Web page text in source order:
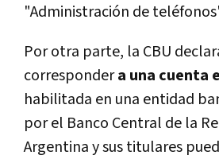
"Administración de
Por otra parte, la CBU
correspondera una cuenta
habilitada en una entidad
por el Banco Central de la
Argentina y sus titulares